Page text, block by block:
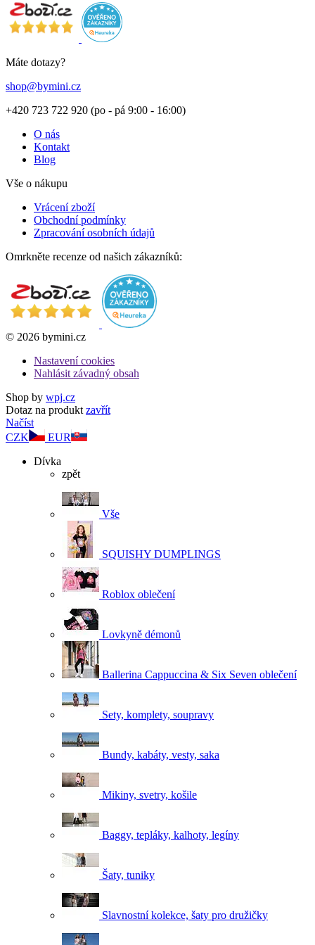
Máte dotazy?
shop@bymini.cz
+420 723 722 920 (po - pá 9:00 - 16:00)
O nás
Kontakt
Blog
Vše o nákupu
Vrácení zboží
Obchodní podmínky
Zpracování osobních údajů
Omrkněte recenze od našich zákazníků:
© 2026 bymini.cz
Nastavení cookies
Nahlásit závadný obsah
Shop by wpj.cz
Dotaz na produkt zavřít
Načíst
CZK
EUR
Dívka
zpět
Vše
SQUISHY DUMPLINGS
Roblox oblečení
Lovkyně démonů
Ballerina Cappuccina & Six Seven oblečení
Sety, komplety, soupravy
Bundy, kabáty, vesty, saka
Mikiny, svetry, košile
Baggy, tepláky, kalhoty, legíny
Šaty, tuniky
Slavnostní kolekce, šaty pro družičky